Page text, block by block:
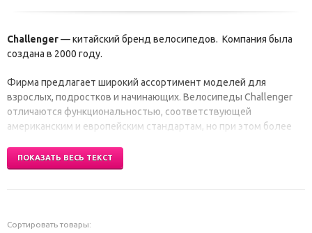
Challenger— китайский бренд велосипедов. Компания была
создана в 2000 году.
Фирма предлагает широкий ассортимент моделей для
взрослых, подростков и начинающих. Велосипеды Challenger
отличаются функциональностью, соответствующей
американским и европейским стандартам, но при этом более
ПОКАЗАТЬ ВЕСЬ ТЕКСТ
Сортировать товары: